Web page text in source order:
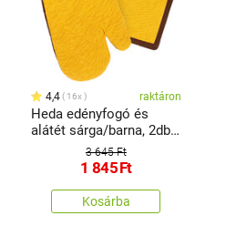
4,4 16x raktáron
Heda edényfogó és
alátét sárga/barna, 2db-
3 645 Ft
1 845Ft
Kosárba